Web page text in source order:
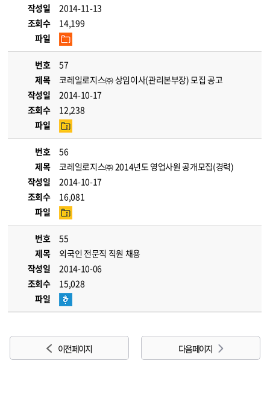
작성일
2014-11-13
조회수
14,199
파일
번호
57
제목
코레일로지스㈜ 상임이사(관리본부장) 모집 공고
작성일
2014-10-17
조회수
12,238
파일
번호
56
제목
코레일로지스㈜ 2014년도 영업사원 공개모집(경력)
작성일
2014-10-17
조회수
16,081
파일
번호
55
제목
외국인 전문직 직원 채용
작성일
2014-10-06
조회수
15,028
파일
이전 페이지 다음 페이지